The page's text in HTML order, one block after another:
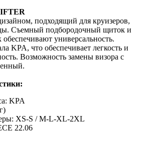
подходящий для круизеров,
Съемный подбородочный щиток и
универсальность.
KPA, что обеспечивает легкость и
Возможность замены визора с
KPA
XS-S / M-L-XL-2XL
22.06